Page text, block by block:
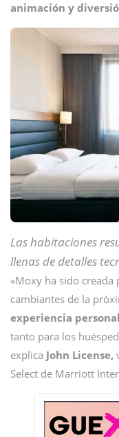
animación y
Las habitaciones
llenas de detalles
«Moxy ha sido creada
cambiantes de la
experiencia
tanto para los
explica John License,
Select de Marriott